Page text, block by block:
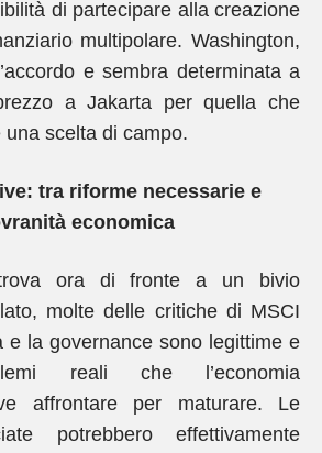
di partecipare alla creazione
multipolare. Washington,
e sembra determinata a
a Jakarta per quella che
scelta di campo.
tra riforme necessarie e
economica
trova ora di fronte a un bivio
molte delle critiche di MSCI
e la governance sono legittime e
reali che l’economia
affrontare per maturare. Le
potrebbero effettivamente